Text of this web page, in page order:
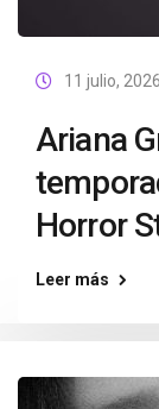
11 julio, 2026
Ariana
Horror
Leer más